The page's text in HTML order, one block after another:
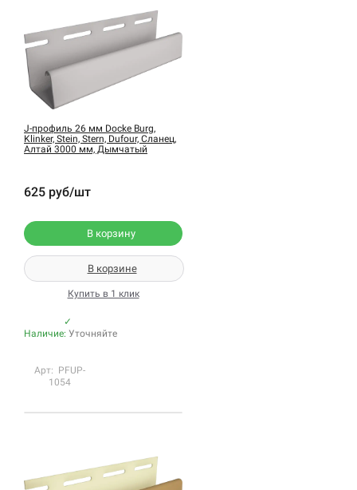
J-профиль 26 мм Docke Burg,
Klinker, Stein, Stern, Dufour, Сланец,
Алтай 3000 мм, Дымчатый
625 руб/шт
В корзину
В корзине
Купить в 1 клик
✓
Наличие: Уточняйте
Арт: PFUP-
1054